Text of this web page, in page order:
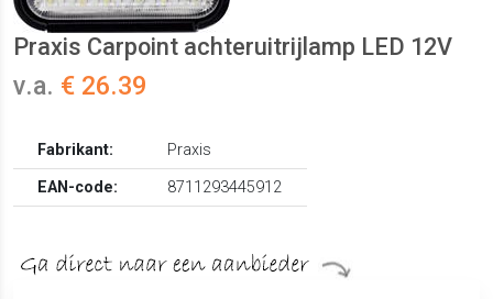
Praxis Carpoint achteruitrijlamp LED 12V
v.a. € 26.39
Fabrikant:
Praxis
EAN-code:
8711293445912